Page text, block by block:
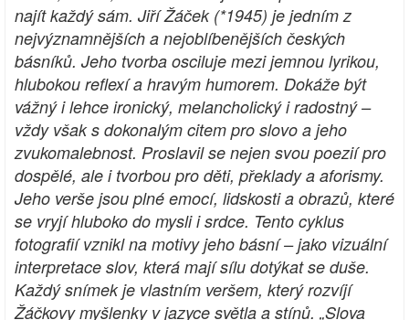
najít každý sám. Jiří Žáček (*1945) je jedním z
nejvýznamnějších a nejoblíbenějších českých
básníků. Jeho tvorba osciluje mezi jemnou lyrikou,
hlubokou reflexí a hravým humorem. Dokáže být
vážný i lehce ironický, melancholický i radostný –
vždy však s dokonalým citem pro slovo a jeho
zvukomalebnost. Proslavil se nejen svou poezií pro
dospělé, ale i tvorbou pro děti, překlady a aforismy.
Jeho verše jsou plné emocí, lidskosti a obrazů, které
se vryjí hluboko do mysli i srdce. Tento cyklus
fotografií vznikl na motivy jeho básní – jako vizuální
interpretace slov, která mají sílu dotýkat se duše.
Každý snímek je vlastním veršem, který rozvíjí
Žáčkovy myšlenky v jazyce světla a stínů. „Slova